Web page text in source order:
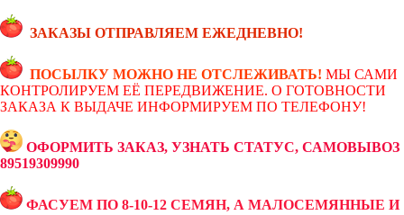
ЗАКАЗЫ ОТПРАВЛЯЕМ ЕЖЕДНЕВНО!
ПОСЫЛКУ МОЖНО НЕ ОТСЛЕЖИВАТЬ! МЫ САМИ
КОНТРОЛИРУЕМ ЕЁ ПЕРЕДВИЖЕНИЕ. О ГОТОВНОСТИ
ЗАКАЗА К ВЫДАЧЕ ИНФОРМИРУЕМ ПО ТЕЛЕФОНУ!
ОФОРМИТЬ ЗАКАЗ, УЗНАТЬ СТАТУС, САМОВЫВОЗ
89519309990
ФАСУЕМ ПО 8-10-12 СЕМЯН, А МАЛОСЕМЯННЫЕ И